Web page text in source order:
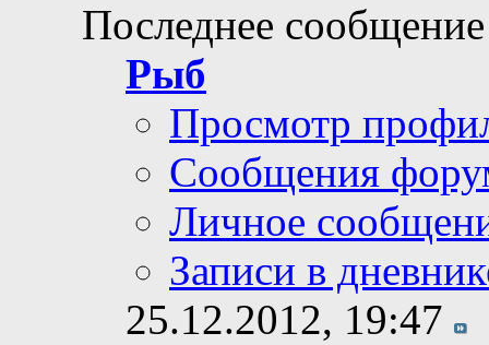
Последнее
Рыб
Просмотр
Сообщения
Личное
Записи в
25.12.2012, 19:47